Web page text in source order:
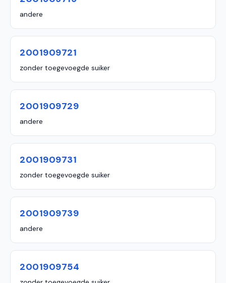
andere
2001909721
zonder toegevoegde suiker
2001909729
andere
2001909731
zonder toegevoegde suiker
2001909739
andere
2001909754